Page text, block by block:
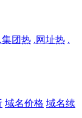
.集团热 .网址热 .
域名价格 域名续